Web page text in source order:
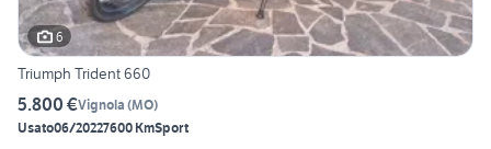
6
Triumph Trident 660
5.800 €Vignola (MO)
Usato06/20227600 KmSport